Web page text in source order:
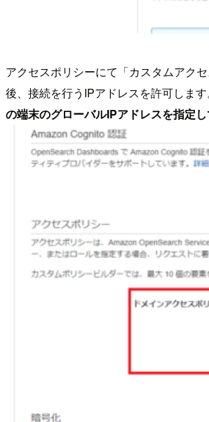
アクセスポリシーにて「カスタムアク
後、接続を行うIPアドレスを許可します
の端末のグローバルIPアドレスを指定し